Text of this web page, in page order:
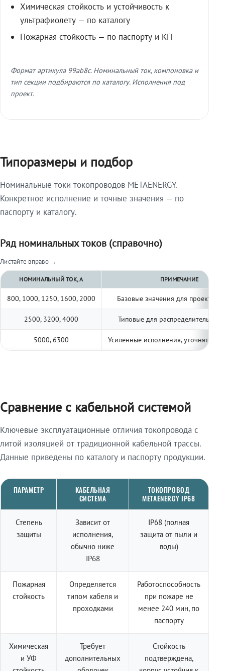
Химическая стойкость и устойчивость к
ультрафиолету — по каталогу
Пожарная стойкость — по паспорту и КП
Формат артикула 99ab8c. Номинальный ток, компоновка и
тип секции подбираются по каталогу. Исполнения под
проект.
Типоразмеры и подбор
Номинальные токи токопроводов METAENERGY.
Конкретное исполнение и точные значения — по
паспорту и каталогу.
Ряд номинальных токов (справочно)
Листайте вправо →
НОМИНАЛЬНЫЙ ТОК, А ПРИМЕЧАНИЕ
800, 1000, 1250, 1600, 2000 Базовые значения для
2500, 3200, 4000 Типовые для распределительных
5000, 6300 Усиленные исполнения, уточнять по
Сравнение с кабельной системой
Ключевые эксплуатационные отличия токопровода с
литой изоляцией от традиционной кабельной трассы.
Данные приведены по каталогу и паспорту продукции.
ПАРАМЕТР
КАБЕЛЬНАЯ
СИСТЕМА
ТОКОПРОВОД
METAENERGY IP68
Степень
защиты
Зависит от
исполнения,
обычно ниже
IP68
IP68 (полная
защита от пыли и
воды)
Пожарная
стойкость
Определяется
типом кабеля и
проходками
Работоспособность
при пожаре не
менее 240 мин, по
паспорту
Химическая
и УФ
Требует
дополнительных
Стойкость
подтверждена,